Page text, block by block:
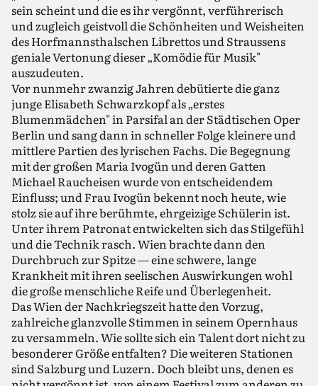
sein scheint und die es ihr vergönnt, verführerisch
und zugleich geistvoll die Schönheiten und Weisheiten
des Horfmannsthalschen Librettos und Straussens
geniale Vertonung dieser „Komödie für Musik"
auszudeuten.
Vor nunmehr zwanzig Jahren debütierte die ganz
junge Elisabeth Schwarzkopf als „erstes
Blumenmädchen" in Parsifal an der Städtischen Oper
Berlin und sang dann in schneller Folge kleinere und
mittlere Partien des lyrischen Fachs. Die Begegnung
mit der großen Maria Ivogün und deren Gatten
Michael Raucheisen wurde von entscheidendem
Einfluss; und Frau Ivogün bekennt noch heute, wie
stolz sie auf ihre berühmte, ehrgeizige Schülerin ist.
Unter ihrem Patronat entwickelten sich das Stilgefühl
und die Technik rasch. Wien brachte dann den
Durchbruch zur Spitze — eine schwere, lange
Krankheit mit ihren seelischen Auswirkungen wohl
die große menschliche Reife und Überlegenheit.
Das Wien der Nachkriegszeit hatte den Vorzug,
zahlreiche glanzvolle Stimmen in seinem Opernhaus
zu versammeln. Wie sollte sich ein Talent dort nicht zu
besonderer Größe entfalten? Die weiteren Stationen
sind Salzburg und Luzern. Doch bleibt uns, denen es